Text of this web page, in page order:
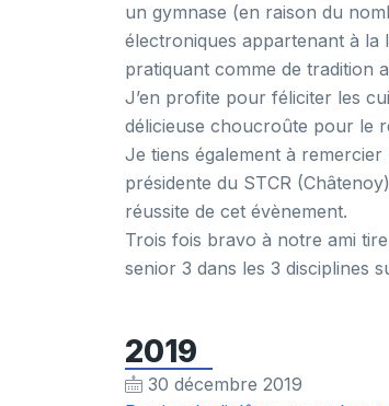
un gymnase (en raison du
électroniques appartenant à la
pratiquant comme de tradition
J’en profite pour féliciter les
délicieuse choucroûte pour le
Je tiens également à
présidente du STCR
réussite de cet évènement.
Trois fois bravo à notre ami
senior 3 dans les 3 disciplines
2019
30 décembre 2019